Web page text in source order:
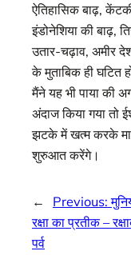
ऐतिहासिक बाढ़,
इंडोनेशिया की बाढ़,
उतार-चढ़ाव, अमीर
के मुताबिक ही घटित
मैंने यह भी पाया की
अंदाज किया गया तो
झटके में खत्म करके
शुरुआत करेंगे।
← Previous:
रक्षा का प्रतीक –
पर्व